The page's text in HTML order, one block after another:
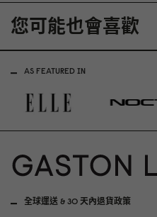
您可能也會喜歡
AS FEATURED IN
全球運送 & 30 天內退貨政策